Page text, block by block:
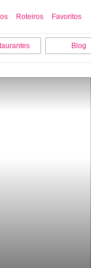
Roteiros Favoritos
Blog